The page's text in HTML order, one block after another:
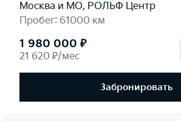
Москва и МО, РОЛЬФ Центр
Пробег: 61000 км
1 980 000 ₽
21 620 ₽/мес
Забронировать